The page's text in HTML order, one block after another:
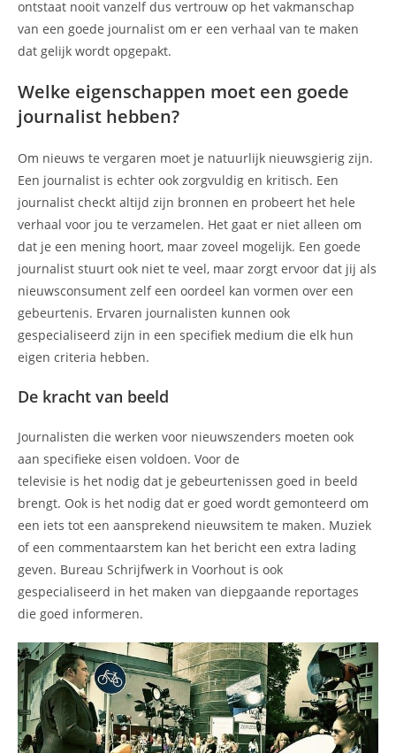
ontstaat nooit vanzelf dus vertrouw op het vakmanschap
van een goede journalist om er een verhaal van te maken
dat gelijk wordt opgepakt.
Welke eigenschappen moet een goede
journalist hebben?
Om nieuws te vergaren moet je natuurlijk nieuwsgierig zijn.
Een journalist is echter ook zorgvuldig en kritisch. Een
journalist checkt altijd zijn bronnen en probeert het hele
verhaal voor jou te verzamelen. Het gaat er niet alleen om
dat je een mening hoort, maar zoveel mogelijk. Een goede
journalist stuurt ook niet te veel, maar zorgt ervoor dat jij als
nieuwsconsument zelf een oordeel kan vormen over een
gebeurtenis. Ervaren journalisten kunnen ook
gespecialiseerd zijn in een specifiek medium die elk hun
eigen criteria hebben.
De kracht van beeld
Journalisten die werken voor nieuwszenders moeten ook
aan specifieke eisen voldoen. Voor de
televisie is het nodig dat je gebeurtenissen goed in beeld
brengt. Ook is het nodig dat er goed wordt gemonteerd om
een iets tot een aansprekend nieuwsitem te maken. Muziek
of een commentaarstem kan het bericht een extra lading
geven. Bureau Schrijfwerk in Voorhout is ook
gespecialiseerd in het maken van diepgaande reportages
die goed informeren.